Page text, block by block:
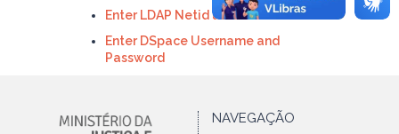
Enter LDAP Netid and Password
Enter DSpace Username and
Password
NAVEGAÇÃO